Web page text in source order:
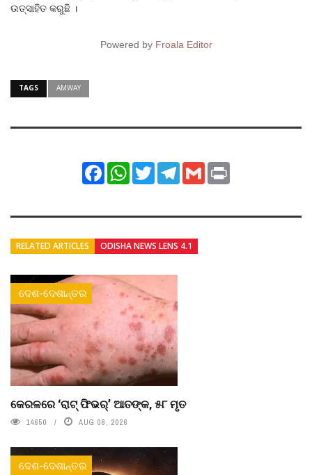
ଉତ୍ସାହିତ କରୁଛି ।
Powered by Froala Editor
TAGS AMWAY
FacebookWhatsApp
TwitterTelegram
Gmail
RELATED ARTICLES ODISHA NEWS LENS 4.1
ଦେଶ-ଦେଶାନ୍ତର
କେରଳରେ ‘ରାଟ୍ ଫିଭର୍’ ଆତଙ୍କ, ୫୮ ମୃତ
14650 AUG 08, 2026
ଦେଶ-ଦେଶାନ୍ତର